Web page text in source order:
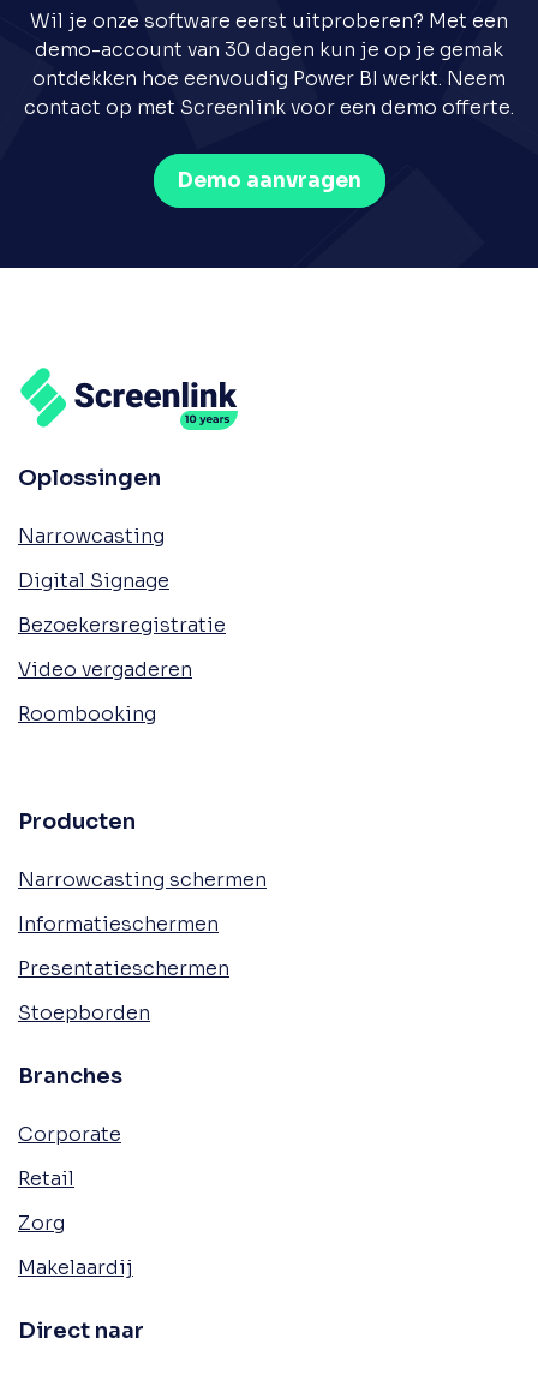
Wil je onze software eerst uitproberen? Met een
demo-account van 30 dagen kun je op je gemak
ontdekken hoe eenvoudig Power BI werkt. Neem
contact op met Screenlink voor een demo offerte.
Demo aanvragen
Oplossingen
Narrowcasting
Digital Signage
Bezoekersregistratie
Video vergaderen
Roombooking
Producten
Narrowcasting schermen
Informatieschermen
Presentatieschermen
Stoepborden
Branches
Corporate
Retail
Zorg
Makelaardij
Direct naar